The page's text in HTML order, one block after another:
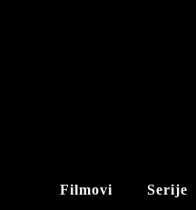
Filmovi Serije